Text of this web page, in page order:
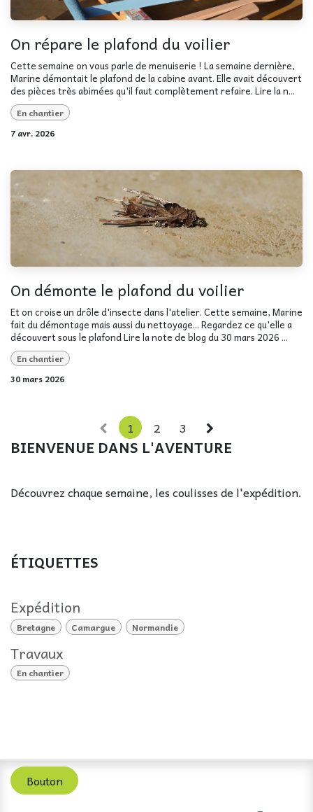
On répare le plafond du voilier
Cette semaine on vous parle de menuiserie ! La semaine dernière,
Marine démontait le plafond de la cabine avant. Elle avait découvert
des pièces très abimées qu'il faut complètement refaire. Lire la n...
En chantier
7 avr. 2026
On démonte le plafond du voilier
Et on croise un drôle d'insecte dans l'atelier. Cette semaine, Marine
fait du démontage mais aussi du nettoyage... Regardez ce qu'elle a
découvert sous le plafond Lire la note de blog du 30 mars 2026 ...
En chantier
30 mars 2026
1 2 3
BIENVENUE DANS L'AVENTURE
Découvrez chaque semaine, les coulisses de l'expédition.
ÉTIQUETTES
Expédition
Bretagne Camargue Normandie
Travaux
En chantier
Bouton